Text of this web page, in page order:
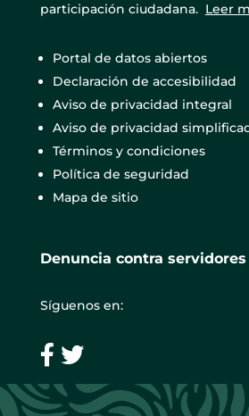
participación ciudadana. Leer
Portal de datos abiertos
Declaración de accesibilidad
Aviso de privacidad integral
Aviso de privacidad
Términos y condiciones
Política de seguridad
Mapa de sitio
Denuncia contra
Síguenos en: